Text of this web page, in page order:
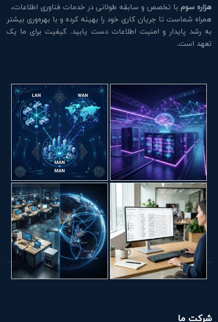
هزاره سوم با تخصص و سابقه طولانی در خدمات فناوری اطلاعات،
همراه شماست تا جریان کاری خود را بهینه کرده و با بهره‌وری بیشتر
به رشد پایدار و امنیت اطلاعات دست یابید. کیفیت برای ما یک
تعهد است.
شرکت ما